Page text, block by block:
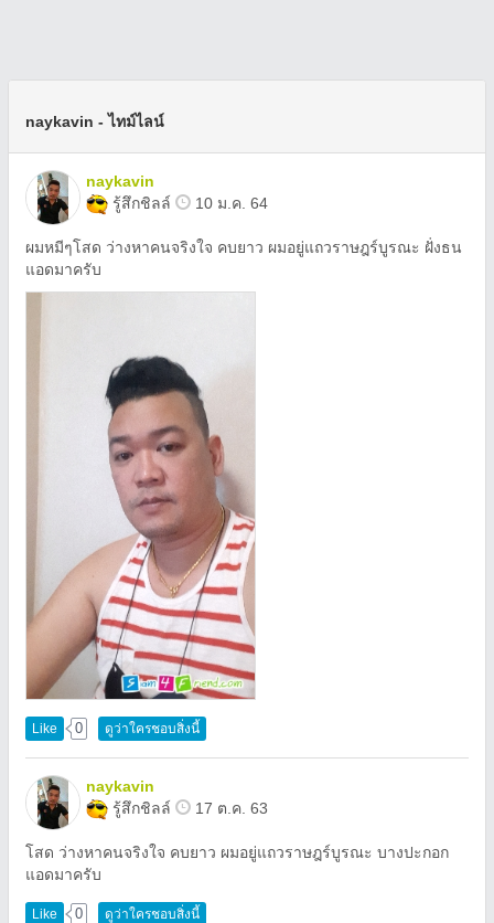
naykavin - ไทม์ไลน์
naykavin
รู้สึกชิลล์
10 ม.ค. 64
ผมหมีๆโสด ว่างหาคนจริงใจ คบยาว ผมอยู่แถวราษฎร์บูรณะ ฝั่งธน
แอดมาครับ
Like 0 ดูว่าใครชอบสิ่งนี้
naykavin
รู้สึกชิลล์
17 ต.ค. 63
โสด ว่างหาคนจริงใจ คบยาว ผมอยู่แถวราษฎร์บูรณะ บางปะกอก
แอดมาครับ
Like 0 ดูว่าใครชอบสิ่งนี้